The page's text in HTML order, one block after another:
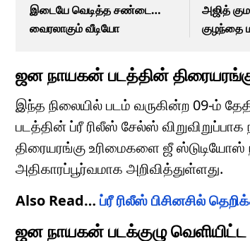
இடையே வெடித்த சண்டை…
வைரலாகும் வீடியோ
அஜித்
குழந்தை
விஷயம்!
ஜன நாயகன் படத்தின்
இந்த நிலையில் படம் வருகின்ற 09-ம்
படத்தின் ப்ரீ ரிலீஸ் சேல்ஸ்
திரையரங்கு உரிமைகளை ஜீ ஸ்டுடியோஸ்
அதிகாரப்பூர்வமாக அறிவித்துள்ளது.
Also Read… ப்ரீ ரிலீஸ் பிசினசில்
ஜன நாயகன் படக்குழு